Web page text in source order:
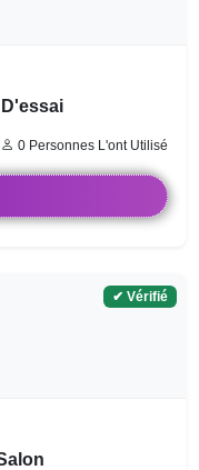
0 Personnes L'ont Utilisé
✔ Vérifié